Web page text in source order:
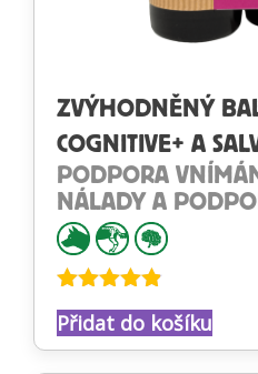
ZVÝHODNĚNÝ
COGNITIVE+ A
PODPORA
NÁLADY A
Hodnocení
4.78z 5
Přidat do košíku